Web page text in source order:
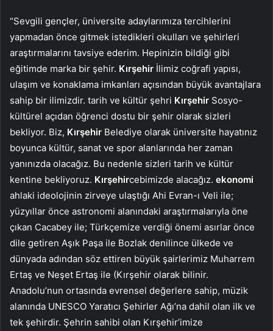
“Sevgili gençler, üniversite adaylarımıza tercihlerini
yapmadan önce gitmek istedikleri okulları ve şehirleri
araştırmalarını tavsiye ederim. Hepinizin bildiği gibi
eğitimde marka bir şehir. Kırşehir İlimiz coğrafi yapısı,
ulaşım ve konaklama imkanları açısından büyük avantajlara
sahip bir ilimizdir. tarih ve kültür şehri Kırşehir Sosyo-
kültürel açıdan öğrenci dostu bir şehir olarak sizleri
bekliyor. Biz, Kırşehir Belediye olarak üniversite hayatınız
boyunca kültür, sanat ve spor alanlarında her zaman
yanınızda olacağız. Bu nedenle sizleri tarih ve kültür
kentine bekliyoruz. Kırşehircebimizde alacağız. ekonomi
ahlaki ideolojinin zirveye ulaştığı Ahi Evran-ı Veli ile;
yüzyıllar önce astronomi alanındaki araştırmalarıyla öne
çıkan Cacabey ile; Türkçemize verdiği önemi asırlar önce
dile getiren Aşık Paşa ile Bozlak denilince ülkede ve
dünyada adından söz ettiren büyük şairlerimiz Muharrem
Ertaş ve Neşet Ertaş ile (Kırşehir olarak bilinir.
Anadolu’nun ortasında evrensel değerlere sahip, müzik
alanında UNESCO Yaratıcı Şehirler Ağı’na dahil olan ilk ve
tek şehirdir. Şehrin sahibi olan Kırşehir’imize